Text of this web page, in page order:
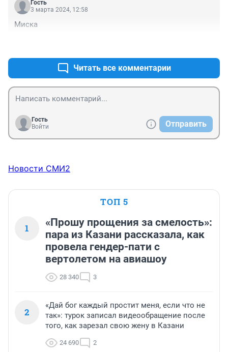
Гость
3 марта 2024, 12:58
Миска
Читать все комментарии
Гость
Войти
Отправить
Новости СМИ2
ТОП 5
1
«Прошу прощения за смелость»:
пара из Казани рассказала, как
провела гендер-пати с
вертолетом на авиашоу
28 340 3
2
«Дай бог каждый простит меня, если что не
так»: турок записал видеообращение после
того, как зарезал свою жену в Казани
24 690 2